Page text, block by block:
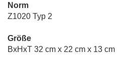
Norm
Z1020 Typ 2
Größe
BxHxT 32 cm x 22 cm x 13 cm